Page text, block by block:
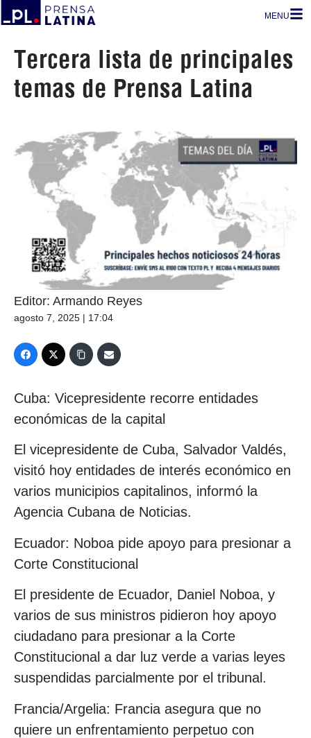
MENU
Tercera lista de principales
temas de Prensa Latina
Editor: Armando Reyes
agosto 7, 2025 | 17:04
Cuba: Vicepresidente recorre entidades
económicas de la capital
El vicepresidente de Cuba, Salvador Valdés,
visitó hoy entidades de interés económico en
varios municipios capitalinos, informó la
Agencia Cubana de Noticias.
Ecuador: Noboa pide apoyo para presionar a
Corte Constitucional
El presidente de Ecuador, Daniel Noboa, y
varios de sus ministros pidieron hoy apoyo
ciudadano para presionar a la Corte
Constitucional a dar luz verde a varias leyes
suspendidas parcialmente por el tribunal.
Francia/Argelia: Francia asegura que no
quiere un enfrentamiento perpetuo con